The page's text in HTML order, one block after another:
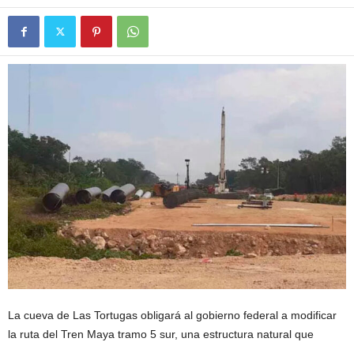
La cueva de Las Tortugas obligará al gobierno federal a modificar
la ruta del Tren Maya tramo 5 sur, una estructura natural que